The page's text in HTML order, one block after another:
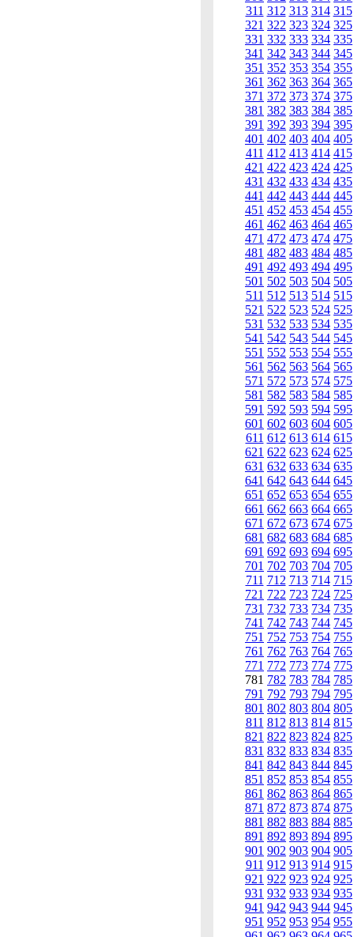
311 312 313 314 315
321 322 323 324 325
331 332 333 334 335
341 342 343 344 345
351 352 353 354 355
361 362 363 364 365
371 372 373 374 375
381 382 383 384 385
391 392 393 394 395
401 402 403 404 405
411 412 413 414 415
421 422 423 424 425
431 432 433 434 435
441 442 443 444 445
451 452 453 454 455
461 462 463 464 465
471 472 473 474 475
481 482 483 484 485
491 492 493 494 495
501 502 503 504 505
511 512 513 514 515
521 522 523 524 525
531 532 533 534 535
541 542 543 544 545
551 552 553 554 555
561 562 563 564 565
571 572 573 574 575
581 582 583 584 585
591 592 593 594 595
601 602 603 604 605
611 612 613 614 615
621 622 623 624 625
631 632 633 634 635
641 642 643 644 645
651 652 653 654 655
661 662 663 664 665
671 672 673 674 675
681 682 683 684 685
691 692 693 694 695
701 702 703 704 705
711 712 713 714 715
721 722 723 724 725
731 732 733 734 735
741 742 743 744 745
751 752 753 754 755
761 762 763 764 765
771 772 773 774 775
781 782 783 784 785
791 792 793 794 795
801 802 803 804 805
811 812 813 814 815
821 822 823 824 825
831 832 833 834 835
841 842 843 844 845
851 852 853 854 855
861 862 863 864 865
871 872 873 874 875
881 882 883 884 885
891 892 893 894 895
901 902 903 904 905
911 912 913 914 915
921 922 923 924 925
931 932 933 934 935
941 942 943 944 945
951 952 953 954 955